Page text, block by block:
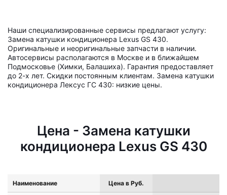
Наши специализированные сервисы предлагают услугу:
Замена катушки кондиционера Lexus GS 430.
Оригинальные и неоригинальные запчасти в наличии.
Автосервисы располагаются в Москве и в ближайшем
Подмосковье (Химки, Балашиха). Гарантия предоставляет
до 2-х лет. Скидки постоянным клиентам. Замена катушки
кондиционера Лексус ГС 430: низкие цены.
Цена - Замена катушки
кондиционера Lexus GS 430
Наименование Цена в Руб.